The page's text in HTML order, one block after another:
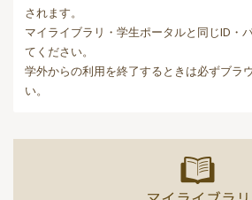
されます。
マイライブラリ・学生ポータルと同じID・
てください。
学外からの利用を終了するときは必ずブラ
い。